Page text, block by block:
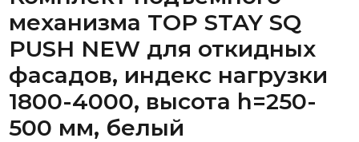
механизма TOP STAY SQ
PUSH NEW для откидных
фасадов, индекс нагрузки
1800-4000, высота h=250-
500 мм, белый